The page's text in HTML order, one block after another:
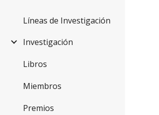
Líneas de Investigación
Investigación
Libros
Miembros
Premios